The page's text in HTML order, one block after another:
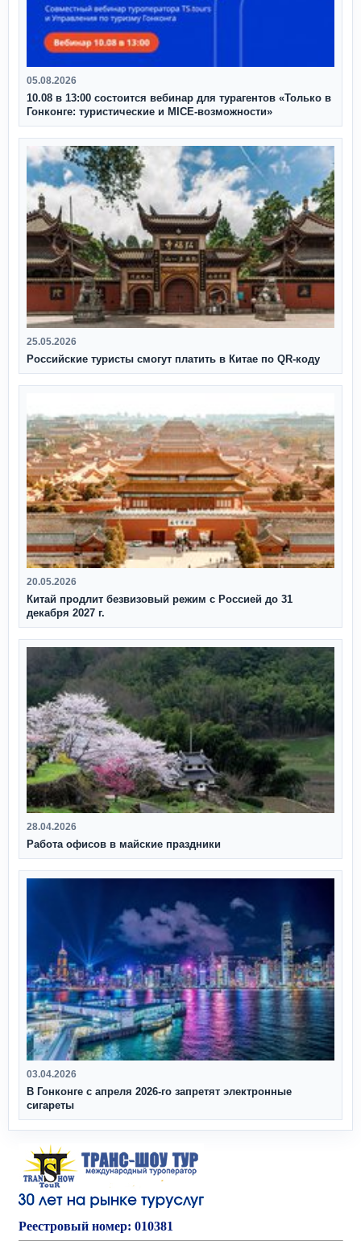
05.08.2026
10.08 в 13:00 состоится вебинар для турагентов «Только в
Гонконге: туристические и MICE-возможности»
25.05.2026
Российские туристы смогут платить в Китае по QR‑коду
20.05.2026
Китай продлит безвизовый режим с Россией до 31
декабря 2027 г.
28.04.2026
Работа офисов в майские праздники
03.04.2026
В Гонконге с апреля 2026‑го запретят электронные
сигареты
Реестровый номер: 010381